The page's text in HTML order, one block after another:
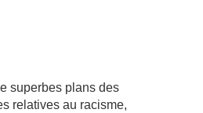
superbes plans des
relatives au racisme,